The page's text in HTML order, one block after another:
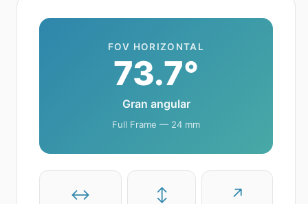
FOV HORIZONTAL
73.7°
Gran angular
Full Frame — 24 mm
↔ ↕ ↗